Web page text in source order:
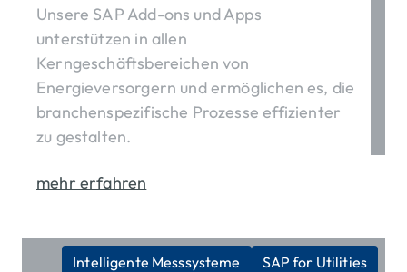
Unsere SAP Add-ons und Apps
unterstützen in allen
Kerngeschäftsbereichen von
Energieversorgern und ermöglichen es, die
branchenspezifische Prozesse effizienter
zu gestalten.
mehr erfahren
Intelligente Messsysteme SAP for Utilities